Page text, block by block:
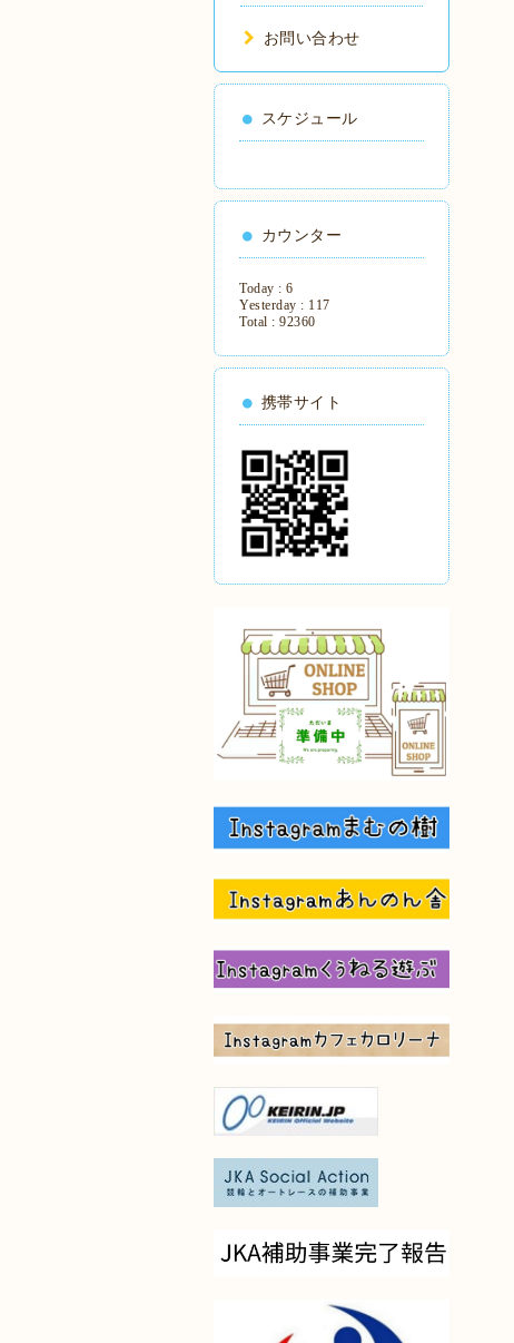
お問い合わせ
スケジュール
カウンター
Today : 6
Yesterday : 117
Total : 92360
携帯サイト